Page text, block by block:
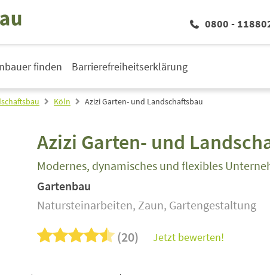
0800 -
finden Barrierefreiheitserklärung
Köln Azizi Garten- und Landschaftsbau
Azizi Garten- und
Modernes, dynamisches und flexibles
Gartenbau
Natursteinarbeiten, Zaun, Gartengestaltung
(20) Jetzt bewerten!